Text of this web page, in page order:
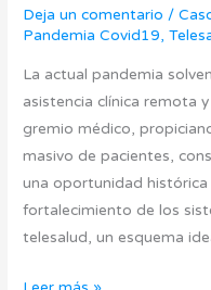
Deja un comentario /
Pandemia Covid19,
La actual pandemia
asistencia clínica remota
gremio médico,
masivo de pacientes,
una oportunidad
fortalecimiento de los
telesalud, un esquema